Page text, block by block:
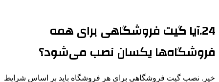
24.آیا گیت فروشگاهی برای همه
فروشگاه‌ها یکسان نصب می‌شود؟
خیر. نصب گیت فروشگاهی برای هر فروشگاه باید بر اساس شرایط